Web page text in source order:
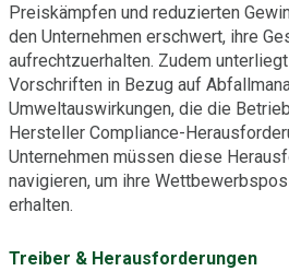
Preiskämpfen und reduzierten
den Unternehmen erschwert, ihre
aufrechtzuerhalten. Zudem
Vorschriften in Bezug auf
Umweltauswirkungen, die die
Hersteller Compliance-
Unternehmen müssen diese
navigieren, um ihre
erhalten.
Treiber & Herausforderungen